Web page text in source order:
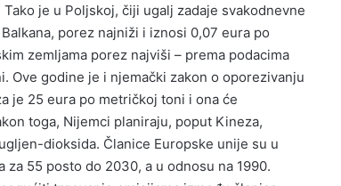
je u Poljskoj, čiji ugalj zadaje svakodnevne
porez najniži i iznosi 0,07 eura po
zemljama porez najviši – prema podacima
Ove godine je i njemački zakon o oporezivanju
je 25 eura po metričkoj toni i ona će
toga, Nijemci planiraju, poput Kineza,
dioksida. Članice Europske unije su u
55 posto do 2030, a u odnosu na 1990.